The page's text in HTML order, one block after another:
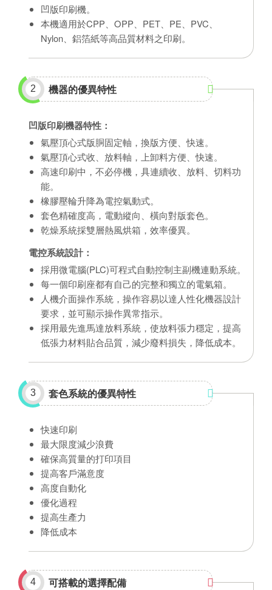
凹版印刷機。
本機適用於CPP、OPP、PET、PE、PVC、
Nylon、鋁箔紙等高品質材料之印刷。
2 機器的優異特性
凹版印刷機器特性：
氣壓頂心式版胴固定軸，換版方便、快速。
氣壓頂心式收、放料軸，上卸料方便、快速。
高速印刷中，不必停機，具連續收、放料、切料功
能。
橡膠壓輪升降為電控氣動式。
套色精確度高，電動縱向、橫向對版套色。
乾燥系統採雙層熱風烘箱，效率優異。
電控系統設計：
採用微電腦(PLC)可程式自動控制主副機連動系統。
每一個印刷座都有自己的完整和獨立的電氣箱。
人機介面操作系統，操作容易以達人性化機器設計
要求，並可顯示操作異常指示。
採用最先進馬達放料系統，使放料張力穩定，提高
低張力材料貼合品質，減少廢料損失，降低成本。
3 套色系統的優異特性
快速印刷
最大限度減少浪費
確保高質量的打印項目
提高客戶滿意度
高度自動化
優化過程
提高生產力
降低成本
4 可搭載的選擇配備